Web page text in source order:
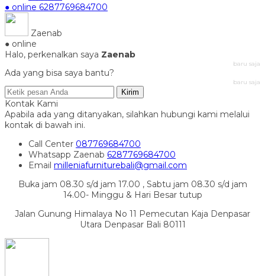
● online 6287769684700
Zaenab
● online
Halo, perkenalkan saya Zaenab
baru saja
Ada yang bisa saya bantu?
baru saja
Kirim
Kontak Kami
Apabila ada yang ditanyakan, silahkan hubungi kami melalui
kontak di bawah ini.
Call Center 087769684700
Whatsapp Zaenab 6287769684700
Email milleniafurniturebali@gmail.com
Buka jam 08.30 s/d jam 17.00 , Sabtu jam 08.30 s/d jam
14.00- Minggu & Hari Besar tutup
Jalan Gunung Himalaya No 11 Pemecutan Kaja Denpasar
Utara Denpasar Bali 80111